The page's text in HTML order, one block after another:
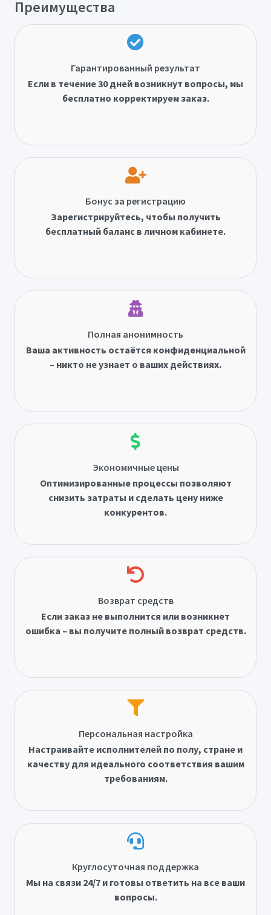
Преимущества
Гарантированный результат
Если в течение 30 дней возникнут вопросы, мы
бесплатно корректируем заказ.
Бонус за регистрацию
Зарегистрируйтесь, чтобы получить
бесплатный баланс в личном кабинете.
Полная анонимность
Ваша активность остаётся конфиденциальной
– никто не узнает о ваших действиях.
Экономичные цены
Оптимизированные процессы позволяют
снизить затраты и сделать цену ниже
конкурентов.
Возврат средств
Если заказ не выполнится или возникнет
ошибка – вы получите полный возврат средств.
Персональная настройка
Настраивайте исполнителей по полу, стране и
качеству для идеального соответствия вашим
требованиям.
Круглосуточная поддержка
Мы на связи 24/7 и готовы ответить на все ваши
вопросы.